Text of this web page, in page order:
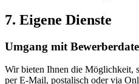
7. Eigene Dienste
Umgang mit
Wir bieten Ihnen die Möglichkeit,
per E-Mail, postalisch oder via